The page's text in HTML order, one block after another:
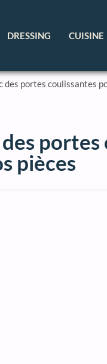
DRESSING CUISINE
portes coulissantes
portes
pièces